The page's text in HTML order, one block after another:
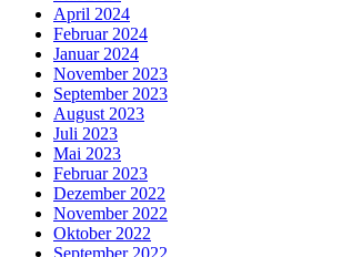
April 2024
Februar 2024
Januar 2024
November 2023
September 2023
August 2023
Juli 2023
Mai 2023
Februar 2023
Dezember 2022
November 2022
Oktober 2022
September 2022